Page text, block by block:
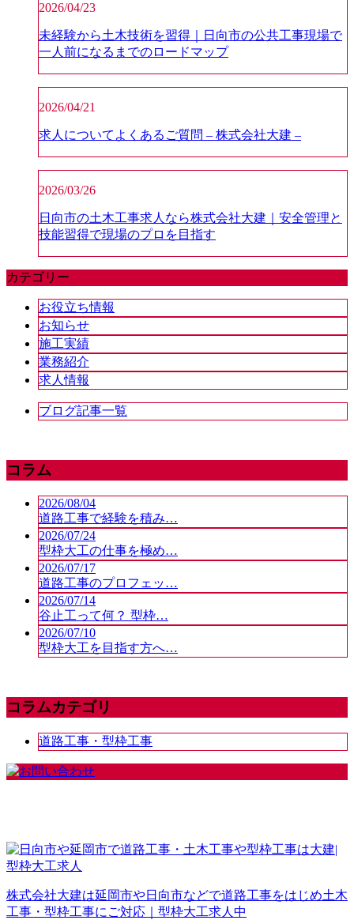
2026/04/23
未経験から土木技術を習得｜日向市の公共工事現場で
一人前になるまでのロードマップ
2026/04/21
求人についてよくあるご質問 – 株式会社大建 –
2026/03/26
日向市の土木工事求人なら株式会社大建｜安全管理と
技能習得で現場のプロを目指す
カテゴリー
お役立ち情報
お知らせ
施工実績
業務紹介
求人情報
ブログ記事一覧
コラム
2026/08/04
道路工事で経験を積み…
2026/07/24
型枠大工の仕事を極め…
2026/07/17
道路工事のプロフェッ…
2026/07/14
谷止工って何？ 型枠…
2026/07/10
型枠大工を目指す方へ…
コラムカテゴリ
道路工事・型枠工事
株式会社大建は延岡市や日向市などで道路工事をはじめ土木
工事・型枠工事にご対応｜型枠大工求人中